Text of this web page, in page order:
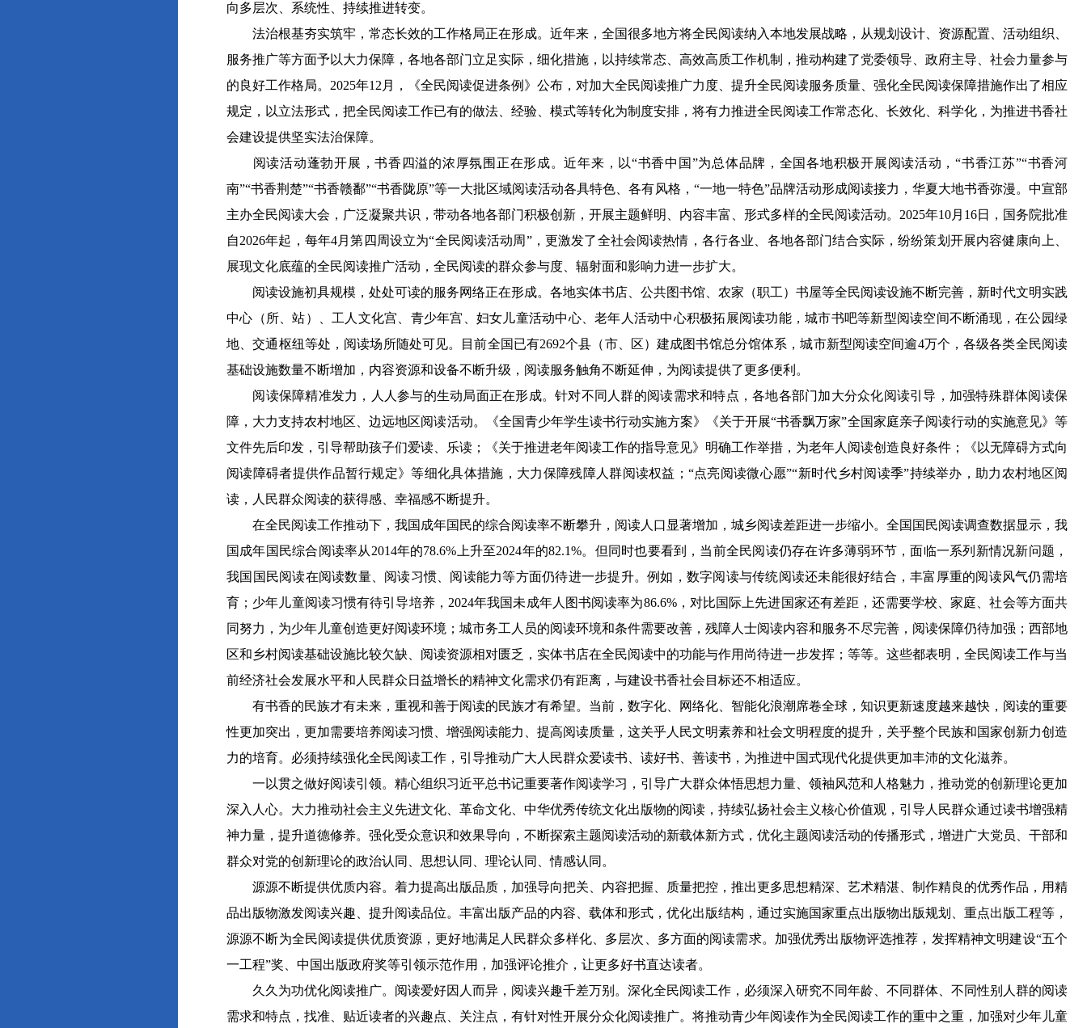
向多层次、系统性、持续推进转变。
法治根基夯实筑牢，常态长效的工作格局正在形成。近年来，全国很多地方将全民阅读纳入本地发展战略，从规划设计、资源配置、活动组织、
服务推广等方面予以大力保障，各地各部门立足实际，细化措施，以持续常态、高效高质工作机制，推动构建了党委领导、政府主导、社会力量参与
的良好工作格局。2025年12月，《全民阅读促进条例》公布，对加大全民阅读推广力度、提升全民阅读服务质量、强化全民阅读保障措施作出了相应
规定，以立法形式，把全民阅读工作已有的做法、经验、模式等转化为制度安排，将有力推进全民阅读工作常态化、长效化、科学化，为推进书香社
会建设提供坚实法治保障。
阅读活动蓬勃开展，书香四溢的浓厚氛围正在形成。近年来，以“书香中国”为总体品牌，全国各地积极开展阅读活动，“书香江苏”“书香河
南”“书香荆楚”“书香赣鄱”“书香陇原”等一大批区域阅读活动各具特色、各有风格，“一地一特色”品牌活动形成阅读接力，华夏大地书香弥漫。中宣部
主办全民阅读大会，广泛凝聚共识，带动各地各部门积极创新，开展主题鲜明、内容丰富、形式多样的全民阅读活动。2025年10月16日，国务院批准
自2026年起，每年4月第四周设立为“全民阅读活动周”，更激发了全社会阅读热情，各行各业、各地各部门结合实际，纷纷策划开展内容健康向上、
展现文化底蕴的全民阅读推广活动，全民阅读的群众参与度、辐射面和影响力进一步扩大。
阅读设施初具规模，处处可读的服务网络正在形成。各地实体书店、公共图书馆、农家（职工）书屋等全民阅读设施不断完善，新时代文明实践
中心（所、站）、工人文化宫、青少年宫、妇女儿童活动中心、老年人活动中心积极拓展阅读功能，城市书吧等新型阅读空间不断涌现，在公园绿
地、交通枢纽等处，阅读场所随处可见。目前全国已有2692个县（市、区）建成图书馆总分馆体系，城市新型阅读空间逾4万个，各级各类全民阅读
基础设施数量不断增加，内容资源和设备不断升级，阅读服务触角不断延伸，为阅读提供了更多便利。
阅读保障精准发力，人人参与的生动局面正在形成。针对不同人群的阅读需求和特点，各地各部门加大分众化阅读引导，加强特殊群体阅读保
障，大力支持农村地区、边远地区阅读活动。《全国青少年学生读书行动实施方案》《关于开展“书香飘万家”全国家庭亲子阅读行动的实施意见》等
文件先后印发，引导帮助孩子们爱读、乐读；《关于推进老年阅读工作的指导意见》明确工作举措，为老年人阅读创造良好条件；《以无障碍方式向
阅读障碍者提供作品暂行规定》等细化具体措施，大力保障残障人群阅读权益；“点亮阅读微心愿”“新时代乡村阅读季”持续举办，助力农村地区阅
读，人民群众阅读的获得感、幸福感不断提升。
在全民阅读工作推动下，我国成年国民的综合阅读率不断攀升，阅读人口显著增加，城乡阅读差距进一步缩小。全国国民阅读调查数据显示，我
国成年国民综合阅读率从2014年的78.6%上升至2024年的82.1%。但同时也要看到，当前全民阅读仍存在许多薄弱环节，面临一系列新情况新问题，
我国国民阅读在阅读数量、阅读习惯、阅读能力等方面仍待进一步提升。例如，数字阅读与传统阅读还未能很好结合，丰富厚重的阅读风气仍需培
育；少年儿童阅读习惯有待引导培养，2024年我国未成年人图书阅读率为86.6%，对比国际上先进国家还有差距，还需要学校、家庭、社会等方面共
同努力，为少年儿童创造更好阅读环境；城市务工人员的阅读环境和条件需要改善，残障人士阅读内容和服务不尽完善，阅读保障仍待加强；西部地
区和乡村阅读基础设施比较欠缺、阅读资源相对匮乏，实体书店在全民阅读中的功能与作用尚待进一步发挥；等等。这些都表明，全民阅读工作与当
前经济社会发展水平和人民群众日益增长的精神文化需求仍有距离，与建设书香社会目标还不相适应。
有书香的民族才有未来，重视和善于阅读的民族才有希望。当前，数字化、网络化、智能化浪潮席卷全球，知识更新速度越来越快，阅读的重要
性更加突出，更加需要培养阅读习惯、增强阅读能力、提高阅读质量，这关乎人民文明素养和社会文明程度的提升，关乎整个民族和国家创新力创造
力的培育。必须持续强化全民阅读工作，引导推动广大人民群众爱读书、读好书、善读书，为推进中国式现代化提供更加丰沛的文化滋养。
一以贯之做好阅读引领。精心组织习近平总书记重要著作阅读学习，引导广大群众体悟思想力量、领袖风范和人格魅力，推动党的创新理论更加
深入人心。大力推动社会主义先进文化、革命文化、中华优秀传统文化出版物的阅读，持续弘扬社会主义核心价值观，引导人民群众通过读书增强精
神力量，提升道德修养。强化受众意识和效果导向，不断探索主题阅读活动的新载体新方式，优化主题阅读活动的传播形式，增进广大党员、干部和
群众对党的创新理论的政治认同、思想认同、理论认同、情感认同。
源源不断提供优质内容。着力提高出版品质，加强导向把关、内容把握、质量把控，推出更多思想精深、艺术精湛、制作精良的优秀作品，用精
品出版物激发阅读兴趣、提升阅读品位。丰富出版产品的内容、载体和形式，优化出版结构，通过实施国家重点出版物出版规划、重点出版工程等，
源源不断为全民阅读提供优质资源，更好地满足人民群众多样化、多层次、多方面的阅读需求。加强优秀出版物评选推荐，发挥精神文明建设“五个
一工程”奖、中国出版政府奖等引领示范作用，加强评论推介，让更多好书直达读者。
久久为功优化阅读推广。阅读爱好因人而异，阅读兴趣千差万别。深化全民阅读工作，必须深入研究不同年龄、不同群体、不同性别人群的阅读
需求和特点，找准、贴近读者的兴趣点、关注点，有针对性开展分众化阅读推广。将推动青少年阅读作为全民阅读工作的重中之重，加强对少年儿童